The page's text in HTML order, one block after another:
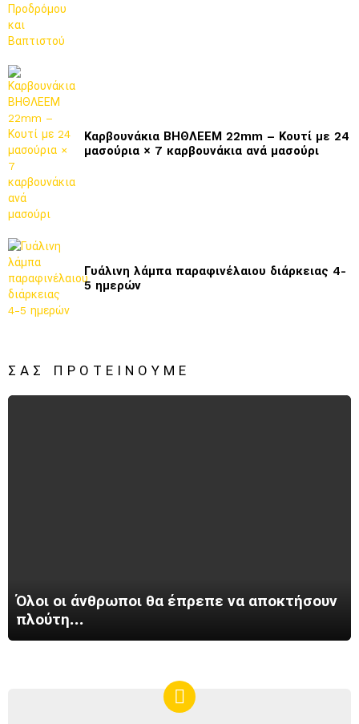
Καρβουνάκια ΒΗΘΛΕΕΜ 22mm – Κουτί με 24
μασούρια × 7 καρβουνάκια ανά μασούρι
Γυάλινη λάμπα παραφινέλαιου διάρκειας 4-
5 ημερών
ΣΑΣ ΠΡΟΤΕΊΝΟΥΜΕ
Όλοι οι άνθρωποι θα έπρεπε να αποκτήσουν
πλούτη…